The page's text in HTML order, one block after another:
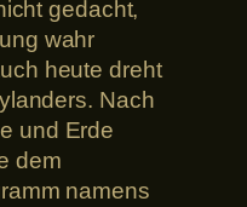
gedacht,
wahr
heute dreht
Nach
und Erde
dem
namens